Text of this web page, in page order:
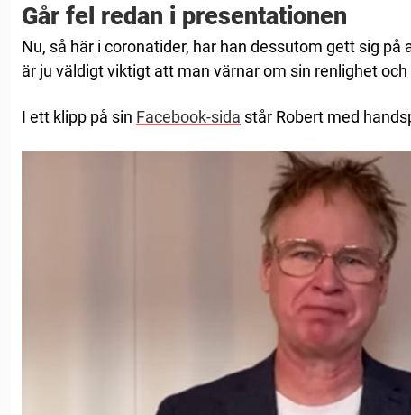
Går fel redan i presentationen
Nu, så här i coronatider, har han dessutom gett sig
är ju väldigt viktigt att man värnar om sin renlighet
I ett klipp på sin Facebook-sida står Robert med